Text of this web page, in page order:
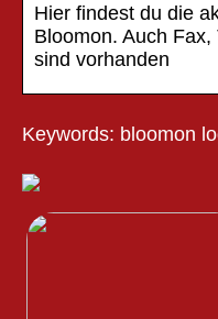
Hier findest du die
Bloomon. Auch
sind vorhanden
Keywords: bloomon